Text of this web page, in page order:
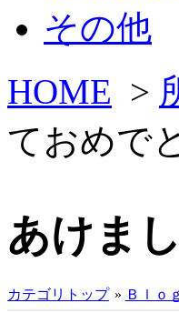
その他
HOME >
ておめで
あけま
カテゴリトップ » Ｂｌｏｇ